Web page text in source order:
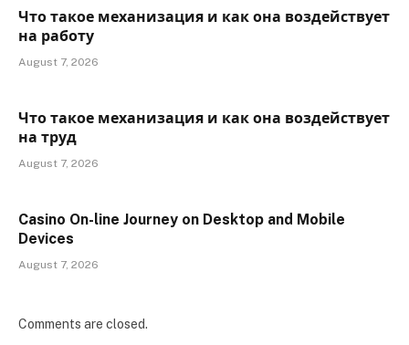
Что такое механизация и как она воздействует
на работу
August 7, 2026
Что такое механизация и как она воздействует
на труд
August 7, 2026
Casino On-line Journey on Desktop and Mobile
Devices
August 7, 2026
Comments are closed.